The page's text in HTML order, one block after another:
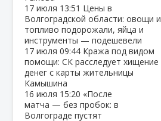
17 июля 13:51 Цены в
Волгоградской области: овощи и
топливо подорожали, яйца и
инструменты — подешевели
17 июля 09:44 Кража под видом
помощи: СК расследует хищение
денег с карты жительницы
Камышина
16 июля 15:20 «После
матча — без пробок: в
Волгограде пустят